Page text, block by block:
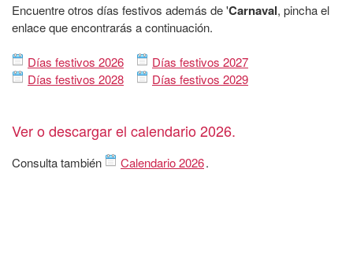
Encuentre otros días festivos además de 'Carnaval, pincha el
enlace que encontrarás a continuación.
Días festivos 2026
Días festivos 2027
Días festivos 2028
Días festivos 2029
Ver o descargar el calendario 2026.
Consulta también Calendario 2026.